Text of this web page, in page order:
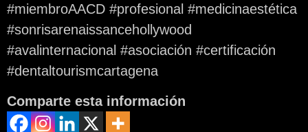
#miembroAACD #profesional #medicinaestética
#sonrisarenaissancehollywood
#avalinternacional #asociación #certificación
#dentaltourismcartagena
Comparte esta información